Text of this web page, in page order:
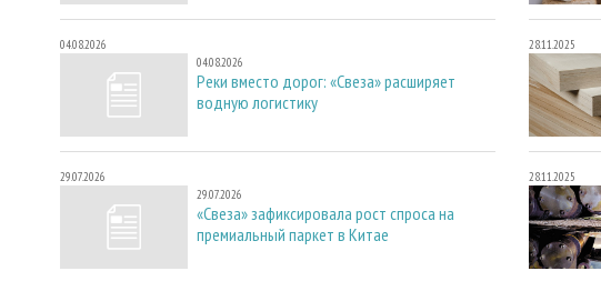
04.08.2026
04.08.2026
Реки вместо дорог: «Свеза» расширяет
водную логистику
29.07.2026
29.07.2026
«Свеза» зафиксировала рост спроса на
премиальный паркет в Китае
28.11.2025
28.11.2025